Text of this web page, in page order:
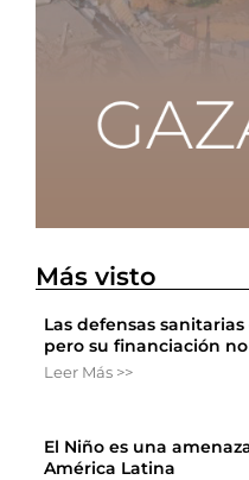
Más visto
Las defensas
pero su financiación no
Leer Más >>
El Niño es una
América Latina